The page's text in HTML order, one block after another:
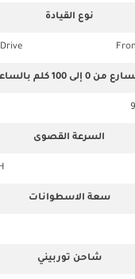
نوع القيادة
من 0 إلى 100 كلم بالساعة
السرعة القصوى
سعة الاسطوانات
شاحن توربيني